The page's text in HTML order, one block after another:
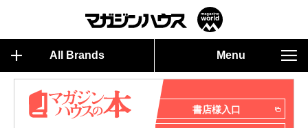
All Brands Menu
書店様入口